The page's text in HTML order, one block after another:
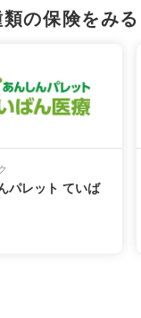
類の保険をみる
パレット ていば